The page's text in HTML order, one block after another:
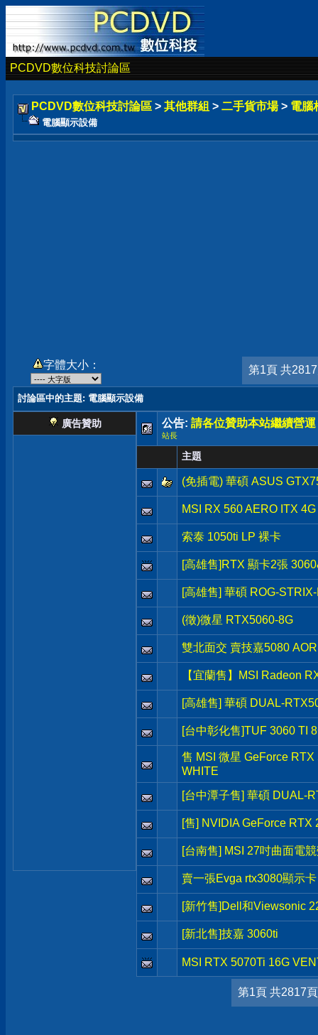
PCDVD數位科技討論區
PCDVD數位科技討論區 > 其他群組 > 二手貨市場 > 電腦
電腦顯示設備
字體大小： 第1頁 共
討論區中的主題: 電腦顯示設備
廣告贊助 公告: 請各位贊助本站繼續營運
站長
主題
(免插電) 華碩 ASUS
MSI RX 560 AERO ITX
索泰 1050ti LP 裸卡
[高雄售]RTX 顯卡2張
[高雄售] 華碩 ROG-
(徵)微星 RTX5060-8G
雙北面交 賣技嘉5080
【宜蘭售】MSI Radeon
[高雄售] 華碩 DUAL-
[台中彰化售]TUF 3060 TI
售 MSI 微星 GeForce
WHITE
[台中潭子售] 華碩 DUAL-
[售] NVIDIA GeForce
[台南售] MSI 27吋曲面電
賣一張Evga rtx3080顯示卡
[新竹售]Dell和Viewsonic
[新北售]技嘉 3060ti
MSI RTX 5070Ti 16G
第1頁 共2817頁